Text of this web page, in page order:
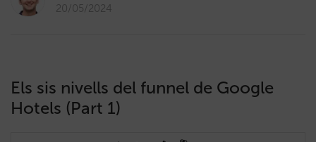
20/05/2024
Els sis nivells del funnel de Google
Hotels (Part 1)